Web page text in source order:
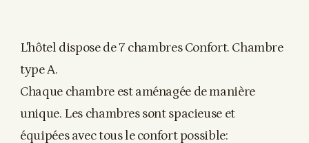
L'hôtel dispose de 7 chambres Confort. Chambre
type A.
Chaque chambre est aménagée de manière
unique. Les chambres sont spacieuse et
équipées avec tous le confort possible: